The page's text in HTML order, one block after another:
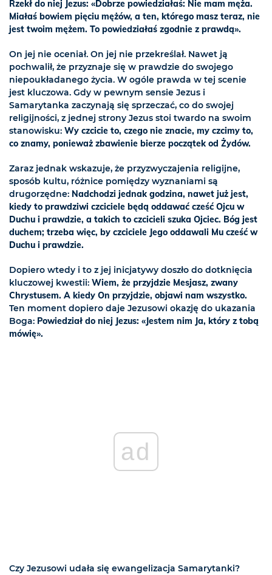
Rzekł do niej Jezus: «Dobrze powiedziałaś: Nie mam męża.
Miałaś bowiem pięciu mężów, a ten, którego masz teraz, nie
jest twoim mężem. To powiedziałaś zgodnie z prawdą».
On jej nie oceniał. On jej nie przekreślał. Nawet ją
pochwalił, że przyznaje się w prawdzie do swojego
niepoukładanego życia. W ogóle prawda w tej scenie
jest kluczowa. Gdy w pewnym sensie Jezus i
Samarytanka zaczynają się sprzeczać, co do swojej
religijności, z jednej strony Jezus stoi twardo na swoim
stanowisku: Wy czcicie to, czego nie znacie, my czcimy to,
co znamy, ponieważ zbawienie bierze początek od Żydów.
Zaraz jednak wskazuje, że przyzwyczajenia religijne,
sposób kultu, różnice pomiędzy wyznaniami są
drugorzędne: Nadchodzi jednak godzina, nawet już jest,
kiedy to prawdziwi czciciele będą oddawać cześć Ojcu w
Duchu i prawdzie, a takich to czcicieli szuka Ojciec. Bóg jest
duchem; trzeba więc, by czciciele Jego oddawali Mu cześć w
Duchu i prawdzie.
Dopiero wtedy i to z jej inicjatywy doszło do dotknięcia
kluczowej kwestii: Wiem, że przyjdzie Mesjasz, zwany
Chrystusem. A kiedy On przyjdzie, objawi nam wszystko.
Ten moment dopiero daje Jezusowi okazję do ukazania
Boga: Powiedział do niej Jezus: «Jestem nim Ja, który z tobą
mówię».
ad
Czy Jezusowi udała się ewangelizacja Samarytanki?